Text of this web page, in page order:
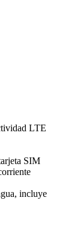
LTE
SIM
incluye